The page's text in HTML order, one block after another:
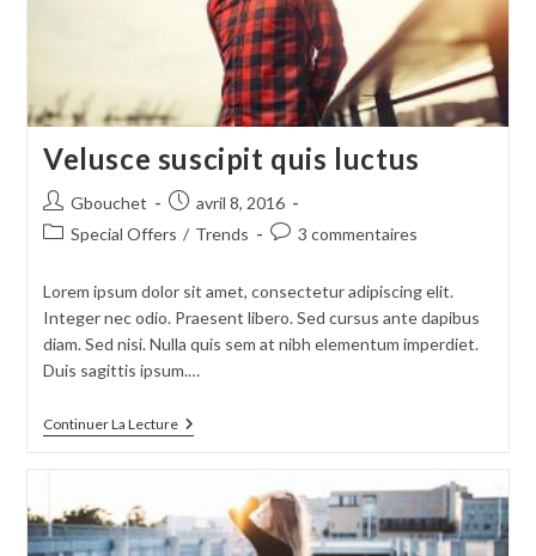
Velusce suscipit quis luctus
Auteur/autrice
de
Gbouchet
Publication
publiée :
avril 8, 2016
PostSpecial Offers / Trends
Commentaires
publication :
3 commentaires
Lorem ipsum dolor sit amet, consectetur adipiscing elit.
Integer nec odio. Praesent libero. Sed cursus ante dapibus
diam. Sed nisi. Nulla quis sem at nibh elementum imperdiet.
Duis sagittis ipsum.…
Continuer La LectureVelusce
Suscipit